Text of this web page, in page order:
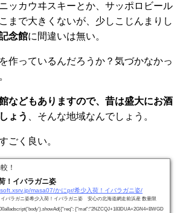
ッカウヰスキーとか、サッポロビール
まで大きくないが、少しこじんまりし
念館に間違いは無い。
作っているんだろうか？気づかなかっ
などもありますので、昔は盛大にお酒
ょう
、そんな地域なんでしょう。
ごく良い。
！
！イバラガニ姿
masa07/かにpr/希少入荷！イバラガニ姿/
バラガニ姿希少入荷！イバラガニ姿 安心の北海道網走前浜産 数量限
{"mat":"2NZCQJ+183DUA+2GN4+BWGD